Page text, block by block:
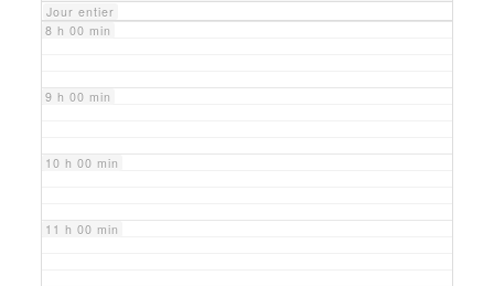
Jour entier
8 h 00 min
9 h 00 min
10 h 00 min
11 h 00 min